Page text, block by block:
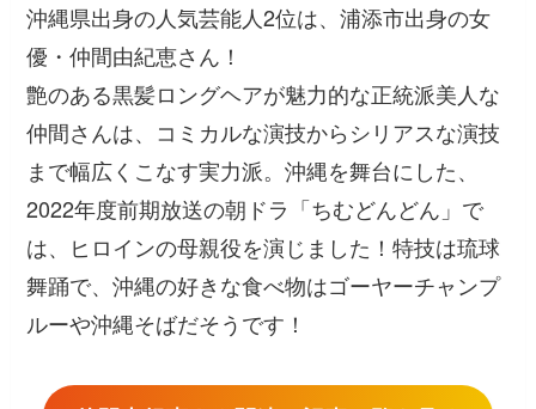
沖縄県出身の人気芸能人2位は、浦添市出身の女
優・仲間由紀恵さん！
艶のある黒髪ロングヘアが魅力的な正統派美人な
仲間さんは、コミカルな演技からシリアスな演技
まで幅広くこなす実力派。沖縄を舞台にした、
2022年度前期放送の朝ドラ「ちむどんどん」で
は、ヒロインの母親役を演じました！特技は琉球
舞踊で、沖縄の好きな食べ物はゴーヤーチャンプ
ルーや沖縄そばだそうです！